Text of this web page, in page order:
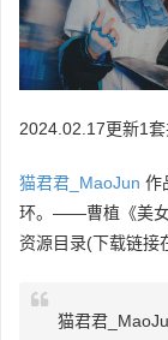
2024.02.17更新1
猫君君_MaoJun 作
环。——曹植《美女
资源目录(下载链接
猫君君